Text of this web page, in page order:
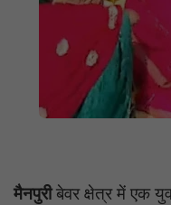
मैनपुरीबेवर क्षेत्र में एक